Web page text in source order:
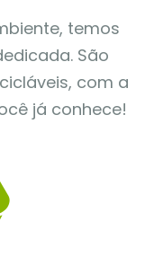
temos
São
com a
já conhece!